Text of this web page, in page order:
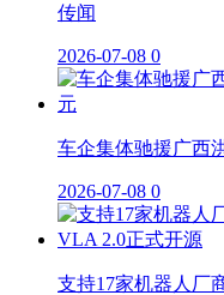
传闻
2026-07-08 0
车企集体驰援广西
2026-07-08 0
支持17家机器人厂